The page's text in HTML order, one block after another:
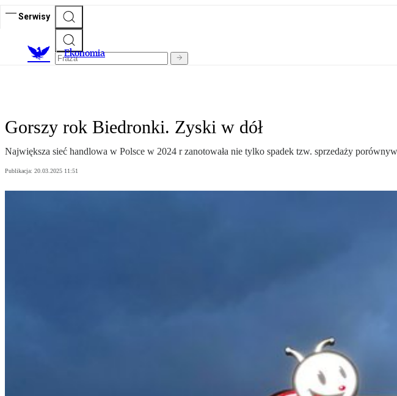
Serwisy
Ekonomia
Gorszy rok Biedronki. Zyski w dół
Największa sieć handlowa w Polsce w 2024 r zanotowała nie tylko spadek tzw. sprzedaży
Publikacja: 20.03.2025 11:51